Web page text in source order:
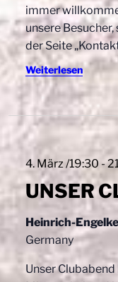
immer
unsere
der Seite
Weiterlesen
UNSER
4. März /19:30 -
Heinrich-
Germany
Unser